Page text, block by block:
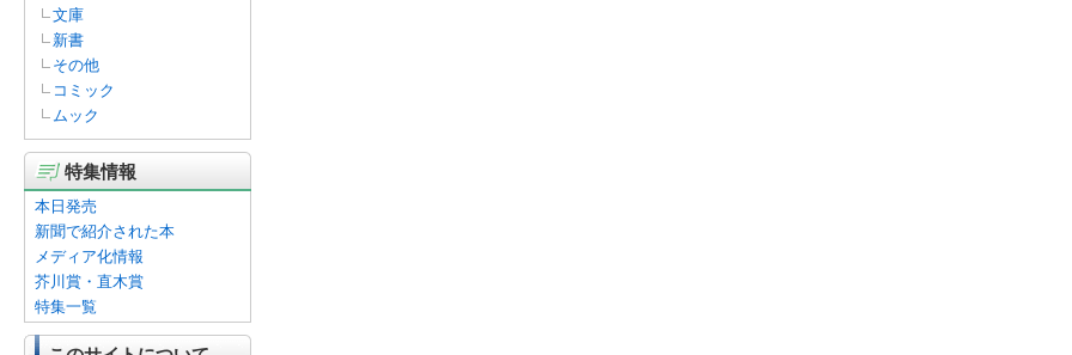
文庫
新書
その他
コミック
ムック
特集情報
本日発売
新聞で紹介された本
メディア化情報
芥川賞・直木賞
特集一覧